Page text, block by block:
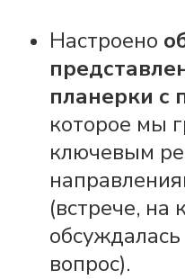
Настроено
планерки с
которое мы
ключевым
(встрече, на
вопрос).